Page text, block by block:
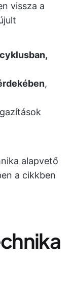
vissza a
,
alapvető
a cikkben